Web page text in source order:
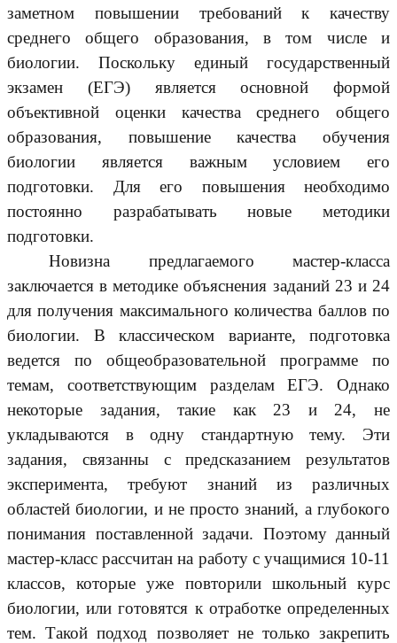
заметном повышении требований к качеству
среднего общего образования, в том числе и
биологии. Поскольку единый государственный
экзамен (ЕГЭ) является основной формой
объективной оценки качества среднего общего
образования, повышение качества обучения
биологии является важным условием его
подготовки. Для его повышения необходимо
постоянно разрабатывать новые методики
подготовки.
Новизна предлагаемого мастер-класса
заключается в методике объяснения заданий 23 и 24
для получения максимального количества баллов по
биологии. В классическом варианте, подготовка
ведется по общеобразовательной программе по
темам, соответствующим разделам ЕГЭ. Однако
некоторые задания, такие как 23 и 24, не
укладываются в одну стандартную тему. Эти
задания, связанны с предсказанием результатов
эксперимента, требуют знаний из различных
областей биологии, и не просто знаний, а глубокого
понимания поставленной задачи. Поэтому данный
мастер-класс рассчитан на работу с учащимися 10-11
классов, которые уже повторили школьный курс
биологии, или готовятся к отработке определенных
тем. Такой подход позволяет не только закрепить